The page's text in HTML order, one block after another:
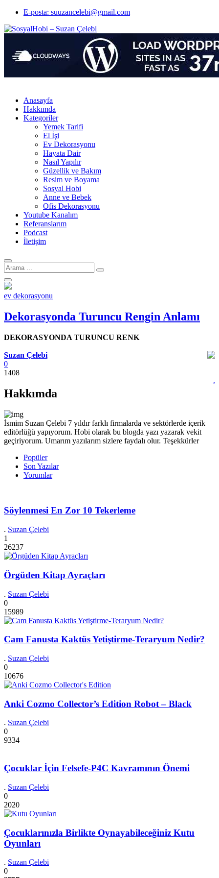
E-posta: suuzancelebi@gmail.com
Anasayfa
Hakkımda
Kategoriler
Yemek Tarifi
El İşi
Ev Dekorasyonu
Hayata Dair
Nasıl Yapılır
Güzellik ve Bakım
Resim ve Boyama
Sosyal Hobi
Anne ve Bebek
Ofis Dekorasyonu
Youtube Kanalım
Referanslarım
Podcast
İletişim
Arama
için:
ev dekorasyonu
Dekorasyonda Turuncu Rengin Anlamı
DEKORASYONDA TURUNCU RENK
.
Suzan Çelebi
0
1408
Hakkımda
İsmim Suzan Çelebi 7 yıldır farklı firmalarda ve sektörlerde içerik
editörlüğü yapıyorum. Hobi olarak bu blogda yazı yazarak vekit
geçiriyorum. Umarım yazılarım sizlere faydalı olur. Teşekkürler
Popüler
Son Yazılar
Yorumlar
Söylenmesi En Zor 10 Tekerleme
. Suzan Çelebi
1
26237
Örgüden Kitap Ayraçları
. Suzan Çelebi
0
15989
Cam Fanusta Kaktüs Yetiştirme-Teraryum Nedir?
. Suzan Çelebi
0
10676
Anki Cozmo Collector’s Edition Robot – Black
. Suzan Çelebi
0
9334
Çocuklar İçin Felsefe-P4C Kavramının Önemi
. Suzan Çelebi
0
2020
Çocuklarınızla Birlikte Oynayabileceğiniz Kutu
Oyunları
. Suzan Çelebi
0